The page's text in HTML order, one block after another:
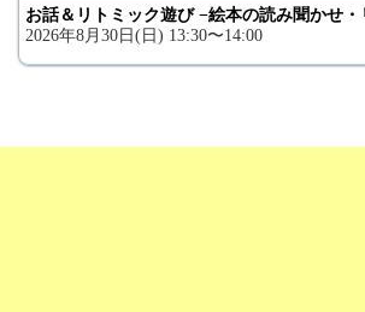
お話＆リトミック遊び −絵本の読み聞かせ
2026年8月30日(日) 13:30〜14:00